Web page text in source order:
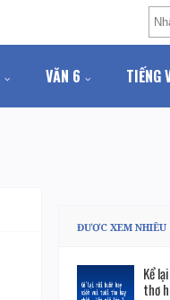
VĂN 6 TIẾNG
ĐƯỢC XEM NHIỀU
Kể
thơ